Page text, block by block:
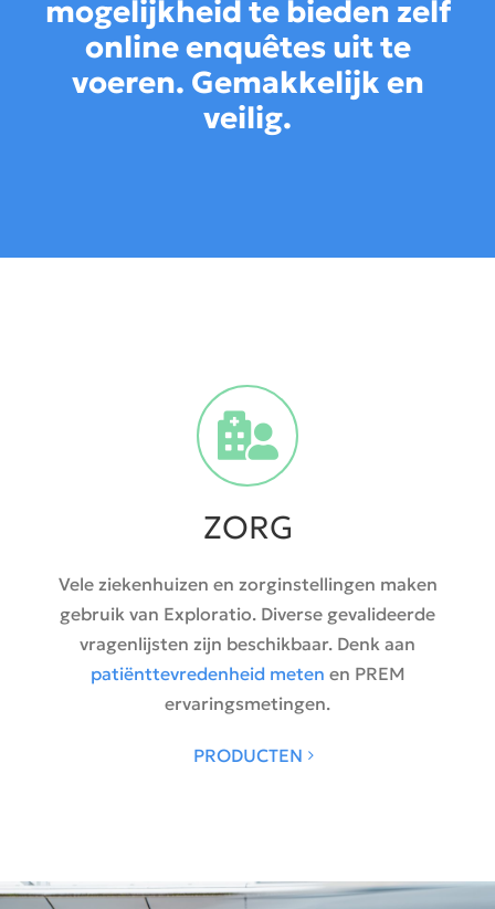
mogelijkheid te bieden zelf
online enquêtes uit te
voeren. Gemakkelijk en
veilig.
ZORG
Vele ziekenhuizen en zorginstellingen maken
gebruik van Exploratio. Diverse gevalideerde
vragenlijsten zijn beschikbaar. Denk aan
patiënttevredenheid meten en PREM
ervaringsmetingen.
PRODUCTEN